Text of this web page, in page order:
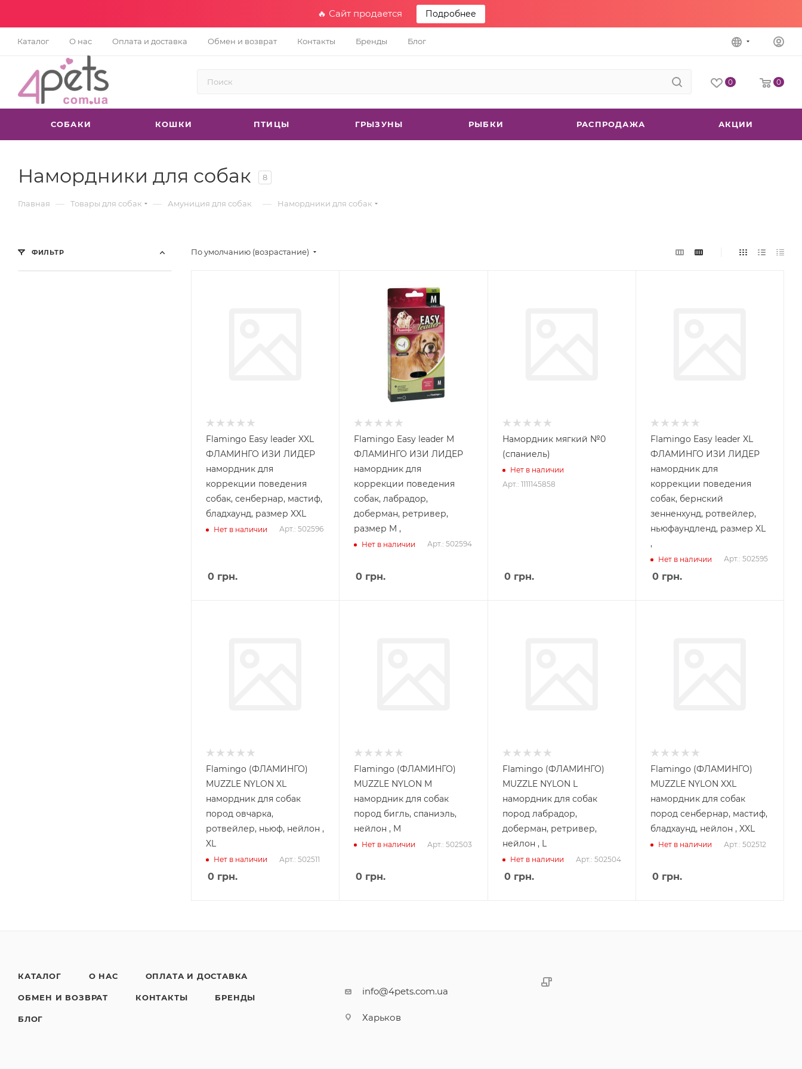
🔥 Сайт продается Подробнее
Каталог О нас Оплата и доставка Обмен и возврат Контакты Бренды Блог
0 0
СОБАКИ КОШКИ ПТИЦЫ ГРЫЗУНЫ РЫБКИ РАСПРОДАЖА АКЦИИ
Намордники для собак 8
Главная — Товары для собак — Амуниция для собак — Намордники для собак
По умолчанию (возрастание)
Flamingo Easy leader XXL
ФЛАМИНГО ИЗИ ЛИДЕР
намордник для
коррекции поведения
собак, сенбернар, мастиф,
бладхаунд, размер XXL
Нет в наличии Арт.: 502596
0 грн.
Flamingo Easy leader M
ФЛАМИНГО ИЗИ ЛИДЕР
намордник для
коррекции поведения
собак, лабрадор,
доберман, ретривер,
размер M ,
Нет в наличии Арт.: 502594
0 грн.
Намордник мягкий №0
(спаниель)
Нет в наличии
Арт.: 1111145858
0грн.
Flamingo Easy leader XL
ФЛАМИНГО ИЗИ ЛИДЕР
намордник для
коррекции поведения
собак, бернский
зенненхунд, ротвейлер,
ньюфаундленд, размер XL
,
Нет в наличии Арт.: 502595
0грн.
Flamingo (ФЛАМИНГО)
MUZZLE NYLON XL
намордник для собак
пород овчарка,
ротвейлер, ньюф, нейлон ,
XL
Нет в наличии Арт.: 502511
0 грн.
Flamingo (ФЛАМИНГО)
MUZZLE NYLON M
намордник для собак
пород бигль, спаниэль,
нейлон , M
Нет в наличии Арт.: 502503
0 грн.
Flamingo (ФЛАМИНГО)
MUZZLE NYLON L
намордник для собак
пород лабрадор,
доберман, ретривер,
нейлон , L
Нет в наличии Арт.: 502504
0грн.
Flamingo (ФЛАМИНГО)
MUZZLE NYLON XXL
намордник для собак
пород сенбернар, мастиф,
бладхаунд, нейлон , XXL
Нет в наличии Арт.: 502512
0грн.
ФИЛЬТР
КАТАЛОГ О НАС ОПЛАТА И ДОСТАВКА
ОБМЕН И ВОЗВРАТ КОНТАКТЫ БРЕНДЫ
БЛОГ
info@4pets.com.ua
Харьков